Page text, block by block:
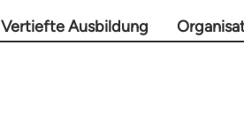
Vertiefte Ausbildung